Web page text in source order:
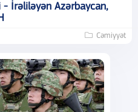
İrəliləyən Azərbaycan,
Cəmiyyət